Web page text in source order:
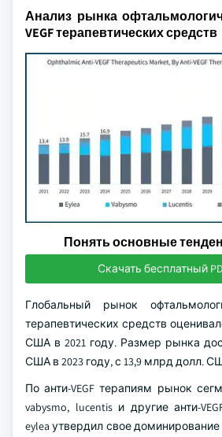
Анализ рынка
VEGF терапевтических средств
Понять основные
Скачать бесплатный
Глобальный рынок
терапевтических средств
США в 2021 году. Размер рынка
США в 2023 году, с 13,9 млрд долл.
По анти-VEGF терапиям рынок
vabysmo, lucentis и другие анти-
eylea утвердил свое